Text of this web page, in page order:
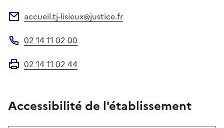
accueil.tj-lisieux@justice.fr
02 14 11 02 00
02 14 11 02 44
Accessibilité de l'établissement